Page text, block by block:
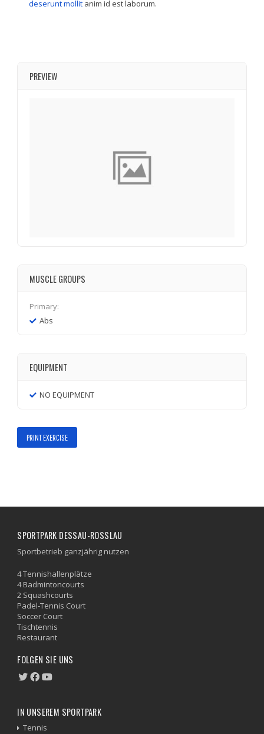
deserunt mollit anim id est laborum.
PREVIEW
MUSCLE GROUPS
Primary:
Abs
EQUIPMENT
NO EQUIPMENT
PRINT EXERCISE
SPORTPARK DESSAU-ROSSLAU
Sportbetrieb ganzjährig nutzen
4 Tennishallenplätze
4 Badmintoncourts
2 Squashcourts
Padel-Tennis Court
Soccer Court
Tischtennis
Restaurant
FOLGEN SIE UNS
IN UNSEREM SPORTPARK
Tennis